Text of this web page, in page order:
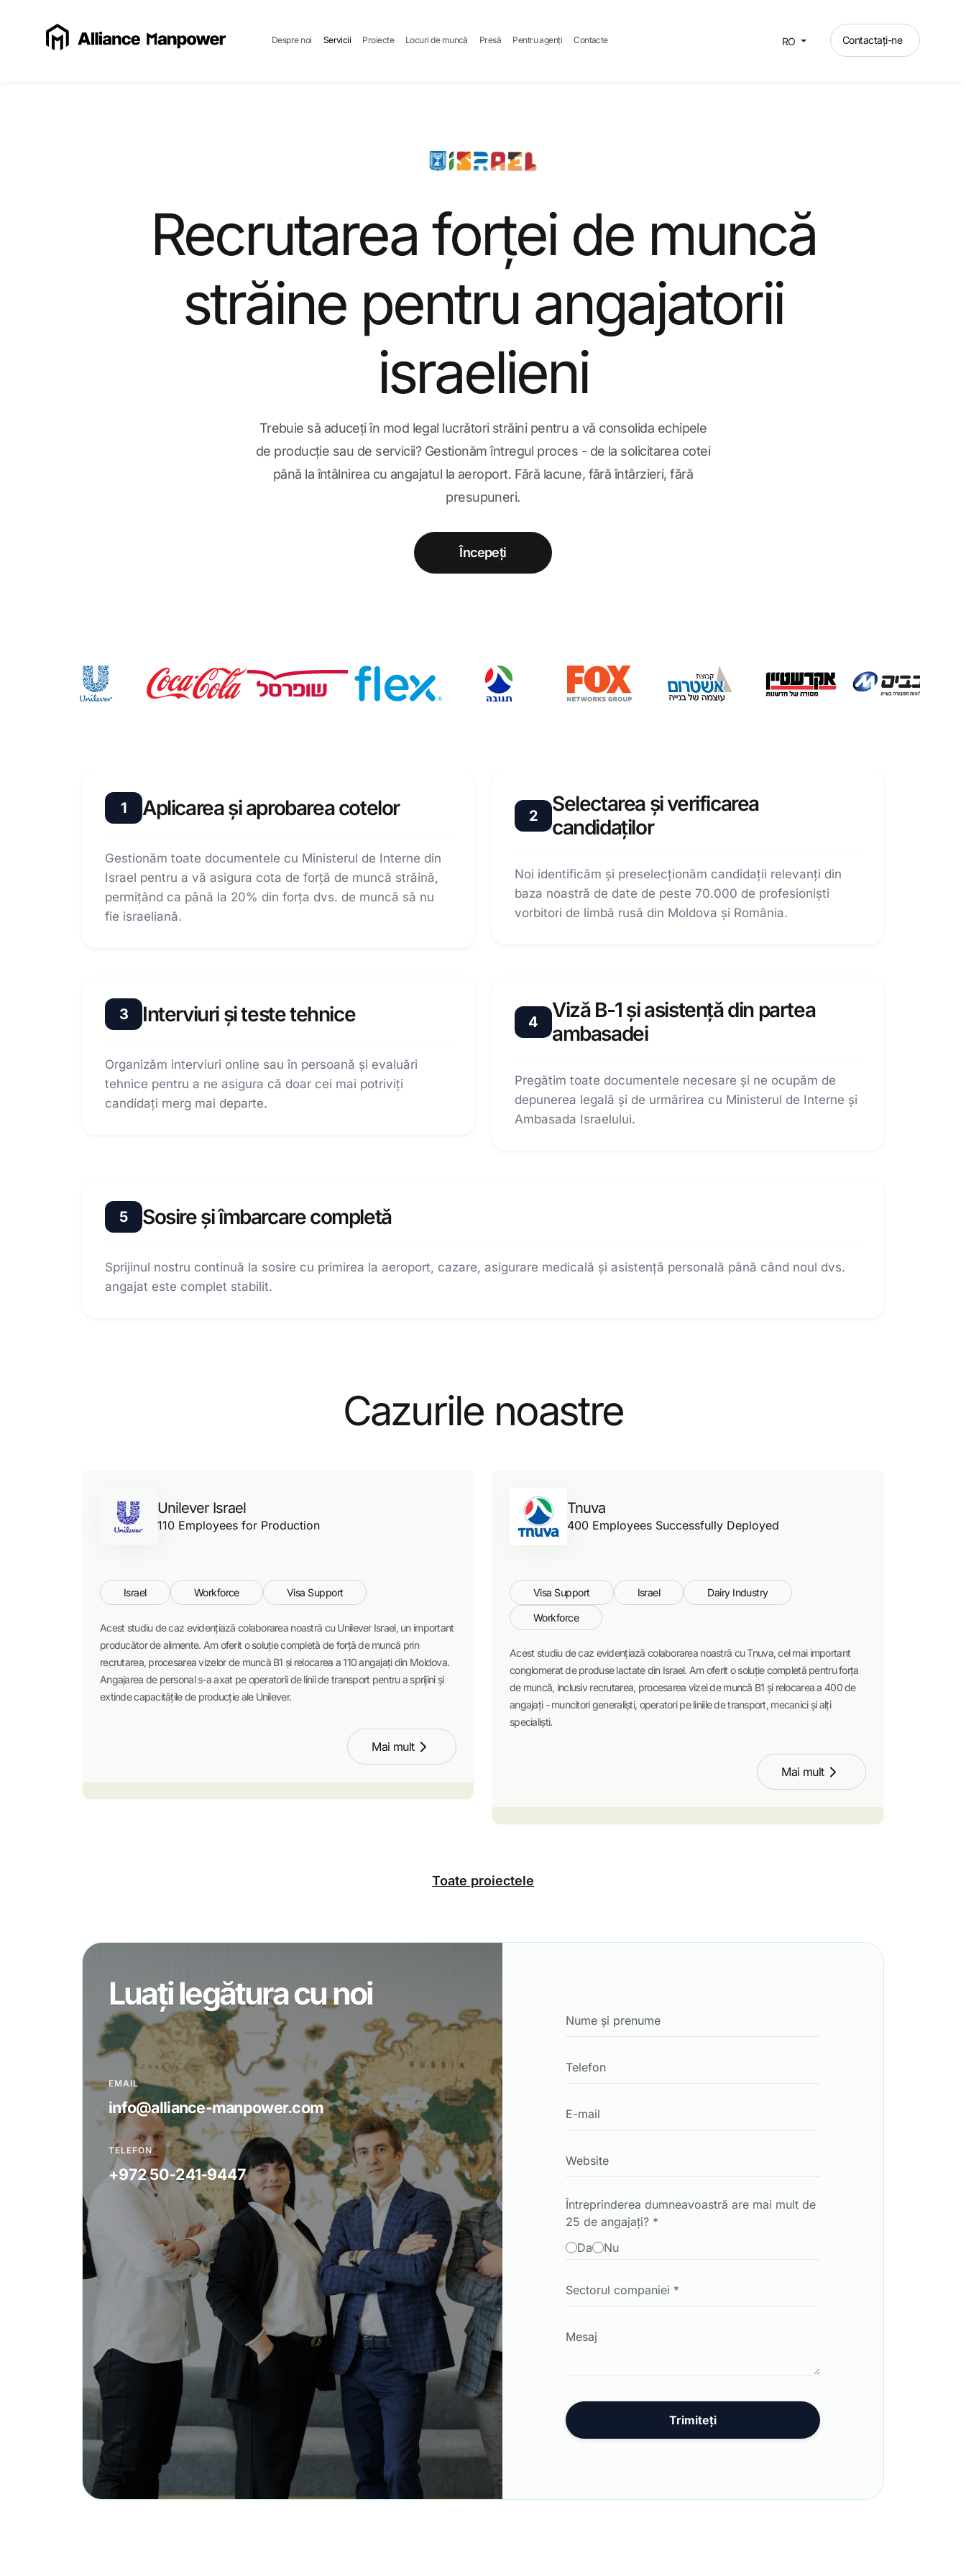
Despre noi Servicii Proiecte Locuri de muncă Presă Pentru agenți Contacte RO Contactați-ne
Recrutarea forței de muncă
străine pentru angajatorii
israelieni
Trebuie să aduceți în mod legal lucrători străini pentru a vă consolida echipele
de producție sau de servicii? Gestionăm întregul proces - de la solicitarea cotei
până la întâlnirea cu angajatul la aeroport. Fără lacune, fără întârzieri, fără
presupuneri.
Începeți
1 Aplicarea și aprobarea cotelor
Gestionăm toate documentele cu Ministerul de Interne din
Israel pentru a vă asigura cota de forță de muncă străină,
permițând ca până la 20% din forța dvs. de muncă să nu
fie israeliană.
2
Selectarea și verificarea
candidaților
Noi identificăm și preselecționăm candidații relevanți din
baza noastră de date de peste 70.000 de profesioniști
vorbitori de limbă rusă din Moldova și România.
3 Interviuri și teste tehnice
Organizăm interviuri online sau în persoană și evaluări
tehnice pentru a ne asigura că doar cei mai potriviți
candidați merg mai departe.
4
Viză B-1 și asistență din partea
ambasadei
Pregătim toate documentele necesare și ne ocupăm de
depunerea legală și de urmărirea cu Ministerul de Interne și
Ambasada Israelului.
5 Sosire și îmbarcare completă
Sprijinul nostru continuă la sosire cu primirea la aeroport, cazare, asigurare medicală și asistență personală până când noul dvs.
angajat este complet stabilit.
Cazurile noastre
Unilever Israel
110 Employees for Production
Israel Workforce Visa Support
Acest studiu de caz evidențiază colaborarea noastră cu Unilever Israel, un important
producător de alimente. Am oferit o soluție completă de forță de muncă prin
recrutarea, procesarea vizelor de muncă B1 și relocarea a 110 angajați din Moldova.
Angajarea de personal s-a axat pe operatorii de linii de transport pentru a sprijini și
extinde capacitățile de producție ale Unilever.
Mai mult
Tnuva
400 Employees Successfully Deployed
Visa Support Israel Dairy Industry
Workforce
Acest studiu de caz evidențiază colaborarea noastră cu Tnuva, cel mai important
conglomerat de produse lactate din Israel. Am oferit o soluție completă pentru forța
de muncă, inclusiv recrutarea, procesarea vizei de muncă B1 și relocarea a 400 de
angajați - muncitori generaliști, operatori pe liniile de transport, mecanici și alți
specialiști.
Mai mult
Toate proiectele
Luați legătura cu noi
EMAIL
info@alliance-manpower.com
TELEFON
+972 50-241-9447
Întreprinderea dumneavoastră are mai mult de
25 de angajați? *
Da
Nu
Trimiteți